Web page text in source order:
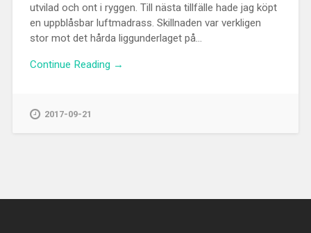
utvilad och ont i ryggen. Till nästa tillfälle hade jag köpt
en uppblåsbar luftmadrass. Skillnaden var verkligen
stor mot det hårda liggunderlaget på...
Continue Reading →
2017-09-21